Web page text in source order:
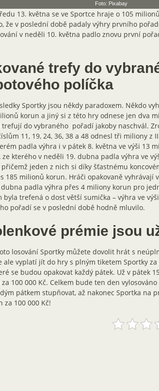
Foto: Pixabay
13. května se ve Sportce hraje o 105
že v poslední době padaly výhry prvního
v neděli 10. května padlo znovu první
trefy do
políčka
Sportky jsou někdy paradoxem. Někdo
korun a jiný si z této hry odnese jen dva
do vybraného pořadí jakoby naschvál.
11, 19, 24, 36, 38 a 48 odnesl tři miliony z
padla výhra i v pátek 8. května ve výši 13
ze kterého v neděli 19. dubna padla výhra ve
jeden z nich si díky šťastnému
185 milionů korun. Hráči opakovaně vyhrávají
padla výhra přes 4 miliony korun pro
byla trefená o dost větší sumička – výhra ve
pořadí se v poslední době hodně mluvilo.
prémie jsou
losování Sportky můžete dovolit hrát s
ale vyplatí jít do hry s plným tiketem Sportky za
se budou opakovat každý pátek. Už v pátek
100 000 Kč. Celkem bude ten den
pátkem stupňovat, až nakonec Sportka na
za 100 000 Kč!